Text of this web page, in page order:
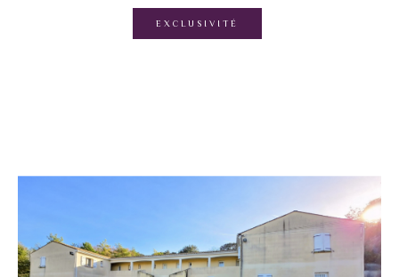
EXCLUSIVITÉ